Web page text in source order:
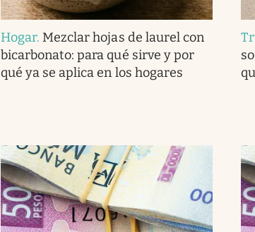
Hogar. Mezclar hojas de laurel con
bicarbonato: para qué sirve y por
qué ya se aplica en los hogares